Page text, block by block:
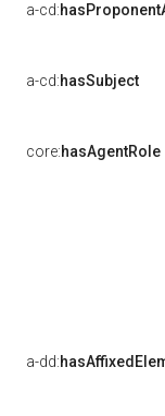
a-cd:
a-cd:hasSubject
core:hasAgentRole
a-dd: